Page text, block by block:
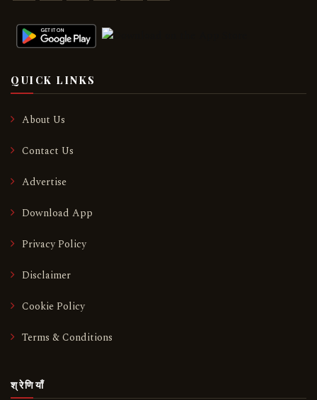
QUICK LINKS
About Us
Contact Us
Advertise
Download App
Privacy Policy
Disclaimer
Cookie Policy
Terms & Conditions
श्रेणियाँ